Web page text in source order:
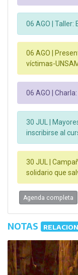
06 AGO | Taller:
06 AGO |
víctimas-
06 AGO |
30 JUL |
inscribirse al
30 JUL |
solidario que
Agenda completa
NOTAS